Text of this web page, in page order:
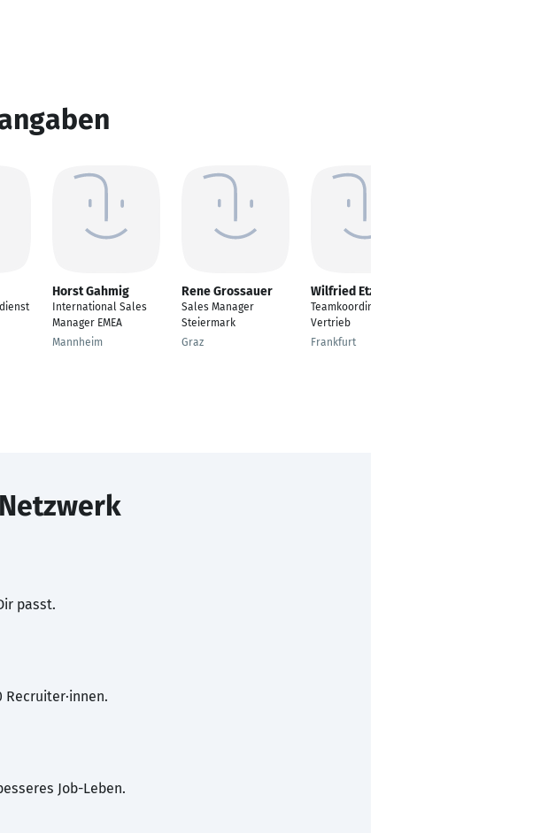
Horst Gahmig
International Sales
Manager EMEA
Mannheim
Rene Grossauer
Sales Manager
Steiermark
Graz
Wilfried Etzemüller
Teamkoordinator
Vertrieb
Frankfurt
passt.
Job-Leben.